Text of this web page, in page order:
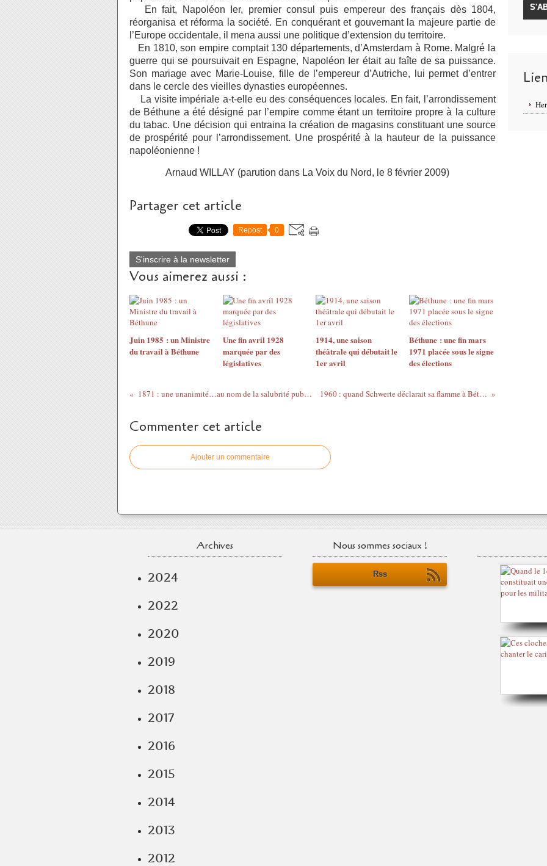
En fait, Napoléon Ier, premier consul puis empereur des français dès 1804,
réorganisa et réforma la société. En conquérant et gouvernant la majeure partie de
l’Europe occidentale, il mena aussi une politique d’extension du territoire.
En 1810, son empire comptait 130 départements, d’Amsterdam à Rome. Malgré la
guerre qui se poursuivait en Espagne, Napoléon Ier était au faîte de sa puissance.
Son mariage avec Marie-Louise, fille de l’empereur d’Autriche, lui permet d’entrer
dans le cercle des vieilles dynasties européennes.
La visite impériale a-t-elle eu des conséquences locales. En fait, l’arrondissement
de Béthune a été désigné par l’empire comme étant un territoire propre à la culture
du tabac. Une décision qui entraina la création de magasins constituant une source
de prospérité pour l’arrondissement. Une prospérité à la hauteur de la puissance
napoléonienne !
Arnaud WILLAY (parution dans La Voix du Nord, le 8 février 2009)
Partager cet article
Repost 0
S'inscrire à la newsletter
Vous aimerez aussi :
Juin 1985 : un Ministre
du travail à Béthune
Une fin avril 1928
marquée par des
législatives
1914, une saison
théâtrale qui débutait le
1er avril
Béthune : une fin mars
1971 placée sous le signe
des élections
1871 : une unanimité…au nom de la salubrité publique 1960 : quand Schwerte déclarait sa flamme à Béthune
Commenter cet article
Ajouter un commentaire
Archives
2024
2022
2020
2019
2018
2017
2016
2015
2014
2013
2012
Nous sommes sociaux !
Rss